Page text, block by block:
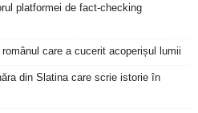
platformei de fact-checking
care a cucerit acoperișul lumii
din Slatina care scrie istorie în